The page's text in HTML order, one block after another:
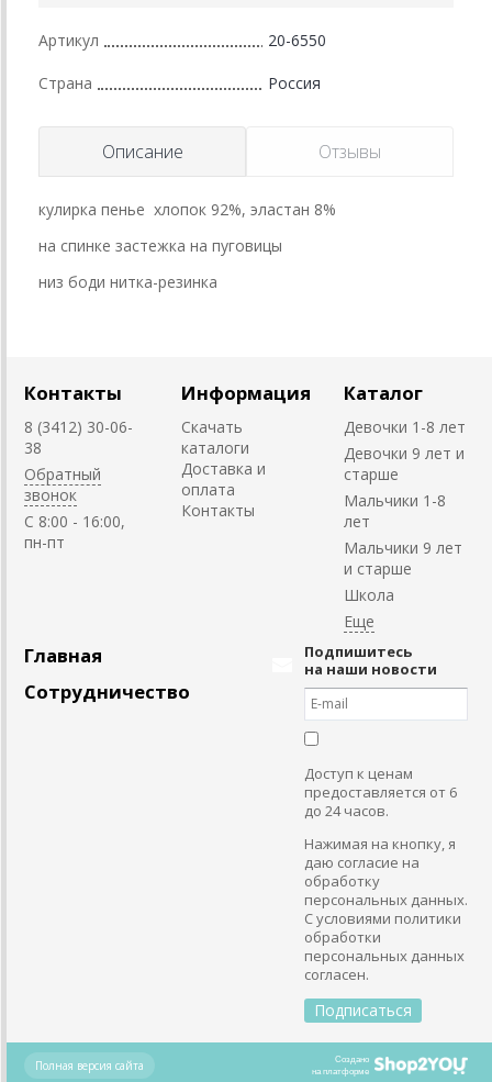
Артикул 20-6550
Страна Россия
Описание Отзывы
кулирка пенье хлопок 92%, эластан 8%
на спинке застежка на пуговицы
низ боди нитка-резинка
Контакты
8 (3412) 30-06-
38
Обратный
звонок
C 8:00 - 16:00,
пн-пт
Информация
Скачать
каталоги
Доставка и
оплата
Контакты
Каталог
Девочки 1-8 лет
Девочки 9 лет и
старше
Мальчики 1-8
лет
Мальчики 9 лет
и старше
Школа
Главная
Сотрудничество
Подпишитесь
на наши новости
Доступ к ценам
предоставляется от 6
до 24 часов.
Нажимая на кнопку, я
даю согласие на
обработку
персональных данных.
С условиями политики
обработки
персональных данных
согласен.
Создано
на платформе
Полная версия сайта